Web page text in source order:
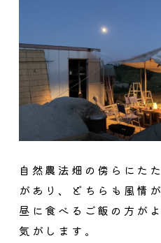
自然農法畑の傍らにた
があり、どちらも風情
昼に食べるご飯の方が
気がします。